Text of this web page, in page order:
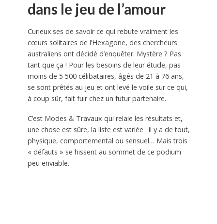
dans le jeu de l’amour
Curieux.ses de savoir ce qui rebute vraiment les
cœurs solitaires de l’Hexagone, des chercheurs
australiens ont décidé d’enquêter. Mystère ? Pas
tant que ça ! Pour les besoins de leur étude, pas
moins de 5 500 célibataires, âgés de 21 à 76 ans,
se sont prêtés au jeu et ont levé le voile sur ce qui,
à coup sûr, fait fuir chez un futur partenaire.
C’est Modes & Travaux qui relaie les résultats et,
une chose est sûre, la liste est variée : il y a de tout,
physique, comportemental ou sensuel… Mais trois
« défauts » se hissent au sommet de ce podium
peu enviable.